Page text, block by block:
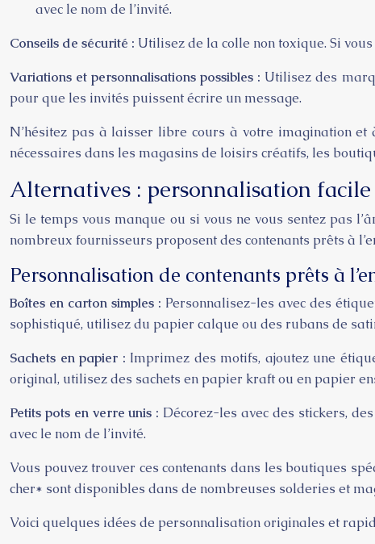
avec le nom de l’invité.
Conseils de sécurité : Utilisez de la colle non toxique. Si
Variations et personnalisations possibles : Utilisez des
pour que les invités puissent écrire un message.
N’hésitez pas à laisser libre cours à votre imagination
nécessaires dans les magasins de loisirs créatifs, les
Alternatives : personnalisation
Si le temps vous manque ou si vous ne vous sentez pas
nombreux fournisseurs proposent des contenants prêts à
Personnalisation de contenants prêts à
Boîtes en carton simples : Personnalisez-les avec des
sophistiqué, utilisez du papier calque ou des rubans de
Sachets en papier : Imprimez des motifs, ajoutez une
original, utilisez des sachets en papier kraft ou en papier
Petits pots en verre unis : Décorez-les avec des stickers,
avec le nom de l’invité.
Vous pouvez trouver ces contenants dans les boutiques
cher* sont disponibles dans de nombreuses solderies et
Voici quelques idées de personnalisation originales et